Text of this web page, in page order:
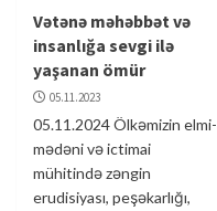
Vətənə məhəbbət və
insanlığa sevgi ilə
yaşanan ömür
05.11.2023
05.11.2024 Ölkəmizin elmi-
mədəni və ictimai
mühitində zəngin
erudisiyası, peşəkarlığı,